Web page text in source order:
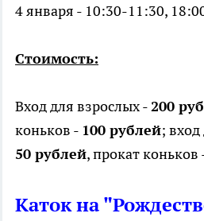
4 января - 10:30-11:30,
Стоимость:
Вход для взрослых -200
коньков - 100 рублей;
50 рублей, прокат коньков
Каток на